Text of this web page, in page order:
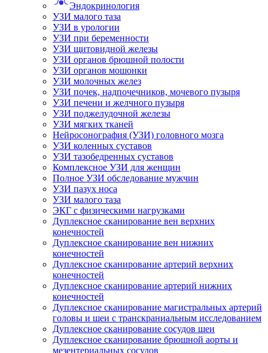
Эндокринология
УЗИ малого таза
УЗИ в урологии
УЗИ при беременности
УЗИ щитовидной железы
УЗИ органов брюшной полости
УЗИ органов мошонки
УЗИ молочных желез
УЗИ почек, надпочечников, мочевого пузыря
УЗИ печени и желчного пузыря
УЗИ поджелудочной железы
УЗИ мягких тканей
Нейросонография (УЗИ) головного мозга
УЗИ коленных суставов
УЗИ тазобедренных суставов
Комплексное УЗИ для женщин
Полное УЗИ обследование мужчин
УЗИ пазух носа
УЗИ малого таза
ЭКГ с физическими нагрузками
Дуплексное сканирование вен верхних
конечностей
Дуплексное сканирование вен нижних
конечностей
Дуплексное сканирование артерий верхних
конечностей
Дуплексное сканирование артерий нижних
конечностей
Дуплексное сканирование магистральных артерий
головы и шеи с транскраниальным исследованием
Дуплексное сканирование сосудов шеи
Дуплексное сканирование брюшной аорты и
мезентериальных сосудов